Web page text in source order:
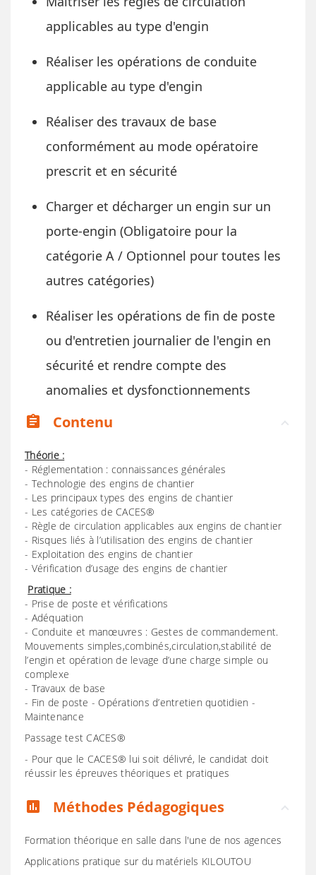
applicables au type d'engin
Réaliser les opérations de conduite
applicable au type d'engin
Réaliser des travaux de base
conformément au mode opératoire
prescrit et en sécurité
Charger et décharger un engin sur un
porte-engin (Obligatoire pour la
catégorie A / Optionnel pour toutes les
autres catégories)
Réaliser les opérations de fin de poste
ou d'entretien journalier de l'engin en
sécurité et rendre compte des
anomalies et dysfonctionnements
assignment
Contenu
Théorie :
- Réglementation : connaissances générales
- Technologie des engins de chantier
- Les principaux types des engins de chantier
- Les catégories de CACES®
- Règle de circulation applicables aux engins de chantier
- Risques liés à l’utilisation des engins de chantier
- Exploitation des engins de chantier
- Vérification d’usage des engins de chantier
Pratique :
- Prise de poste et vérifications
- Adéquation
- Conduite et manœuvres : Gestes de commandement.
Mouvements simples,combinés,circulation,stabilité de
l’engin et opération de levage d’une charge simple ou
complexe
- Travaux de base
- Fin de poste - Opérations d’entretien quotidien -
Maintenance
Passage test CACES®
- Pour que le CACES® lui soit délivré, le candidat doit
réussir les épreuves théoriques et pratiques
assessment Méthodes Pédagogiques
Formation théorique en salle dans l'une de nos agences
Applications pratique sur du matériels KILOUTOU